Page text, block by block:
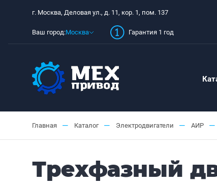
г. Москва, Деловая ул., д. 11, кор. 1, пом. 137
Ваш город:Москва Гарантия 1 год
Главная — Каталог — Электродвигатели — АИР —
Трехфазный